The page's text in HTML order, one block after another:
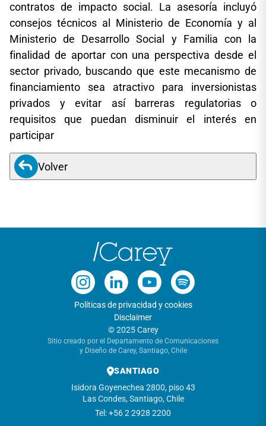
contratos de impacto social. La asesoría incluyó
consejos técnicos al Ministerio de Economía y al
Ministerio de Desarrollo Social y Familia con la
finalidad de aportar con una perspectiva desde el
sector privado, buscando que este mecanismo de
financiamiento sea atractivo para inversionistas
privados y evitar así barreras regulatorias o
requisitos que puedan disminuir el interés en
participar
Volver
Políticas de privacidad y cookies
Disclaimer
© 2025 Carey
Sitio creado por el Departamento de Comunicaciones
y Diseño de Carey, Santiago, Chile
SANTIAGO
Isidora Goyenechea 2800, piso 43
Las Condes, Santiago, Chile
Tel: +56 2 2928 2200